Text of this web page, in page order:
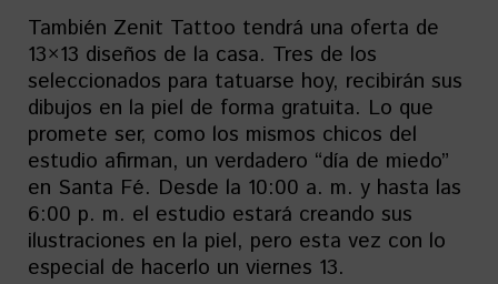
También Zenit Tattoo tendrá una oferta de
13×13 diseños de la casa. Tres de los
seleccionados para tatuarse hoy, recibirán sus
dibujos en la piel de forma gratuita. Lo que
promete ser, como los mismos chicos del
estudio afirman, un verdadero “día de miedo”
en Santa Fé. Desde la 10:00 a. m. y hasta las
6:00 p. m. el estudio estará creando sus
ilustraciones en la piel, pero esta vez con lo
especial de hacerlo un viernes 13.